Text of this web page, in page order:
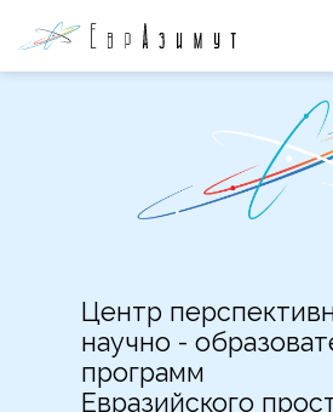
Центр
научно -
программ
Евразийского